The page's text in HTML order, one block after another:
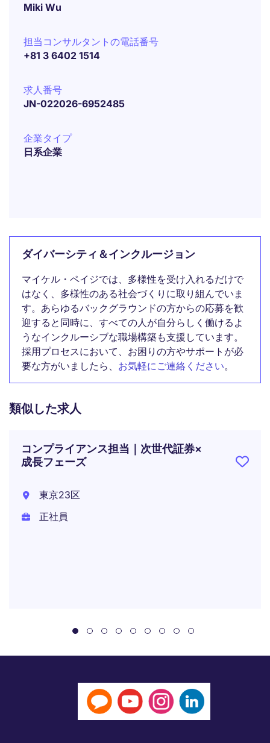
Miki Wu
担当コンサルタントの電話番号
+81 3 6402 1514
求人番号
JN-022026-6952485
企業タイプ
日系企業
ダイバーシティ＆インクルージョン
マイケル・ペイジでは、多様性を受け入れるだけで
はなく、多様性のある社会づくりに取り組んでいま
す。あらゆるバックグラウンドの方からの応募を歓
迎すると同時に、すべての人が自分らしく働けるよ
うなインクルーシブな職場構築も支援しています。
採用プロセスにおいて、お困りの方やサポートが必
要な方がいましたら、 お気軽にご連絡ください。
類似した求人
コンプライアンス担当｜次世代証券×
成長フェーズ
東京23区
正社員